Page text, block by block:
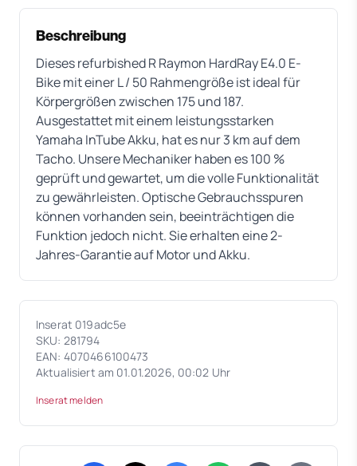
Beschreibung
Dieses refurbished R Raymon HardRay E4.0 E-
Bike mit einer L / 50 Rahmengröße ist ideal für
Körpergrößen zwischen 175 und 187.
Ausgestattet mit einem leistungsstarken
Yamaha InTube Akku, hat es nur 3 km auf dem
Tacho. Unsere Mechaniker haben es 100 %
geprüft und gewartet, um die volle Funktionalität
zu gewährleisten. Optische Gebrauchsspuren
können vorhanden sein, beeinträchtigen die
Funktion jedoch nicht. Sie erhalten eine 2-
Jahres-Garantie auf Motor und Akku.
Inserat 019adc5e
SKU: 281794
EAN: 4070466100473
Aktualisiert am 01.01.2026, 00:02 Uhr
Inserat melden